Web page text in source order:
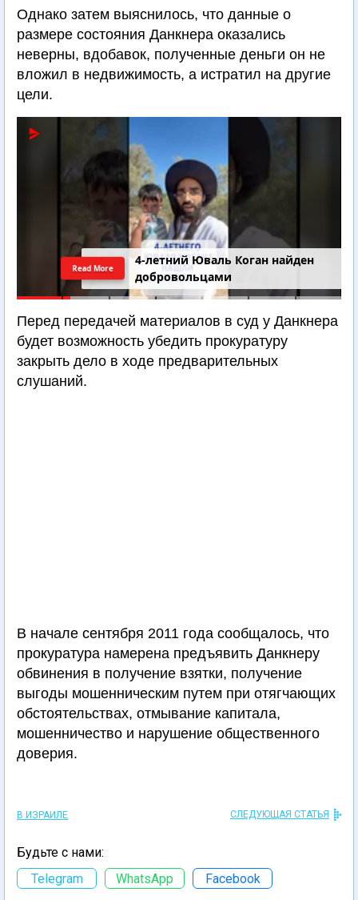
Однако затем выяснилось, что данные о
размере состояния Данкнера оказались
неверны, вдобавок, полученные деньги он не
вложил в недвижимость, а истратил на другие
цели.
4-летний Юваль Коган найден
добровольцами
Read More
Перед передачей материалов в суд у Данкнера
будет возможность убедить прокуратуру
закрыть дело в ходе предварительных
слушаний.
В начале сентября 2011 года сообщалось, что
прокуратура намерена предъявить Данкнеру
обвинения в получение взятки, получение
выгоды мошенническим путем при отягчающих
обстоятельствах, отмывание капитала,
мошенничество и нарушение общественного
доверия.
В ИЗРАИЛЕ СЛЕДУЮЩАЯ СТАТЬЯ
Будьте с нами:
Telegram
WhatsApp Facebook